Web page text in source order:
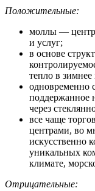
Положительные:
моллы —
и услуг;
в основе
тепло в зимнее
одновременно
поддержанное
через
все чаще
центрами, во
искусственно
уникальных
климате,
Отрицательные: